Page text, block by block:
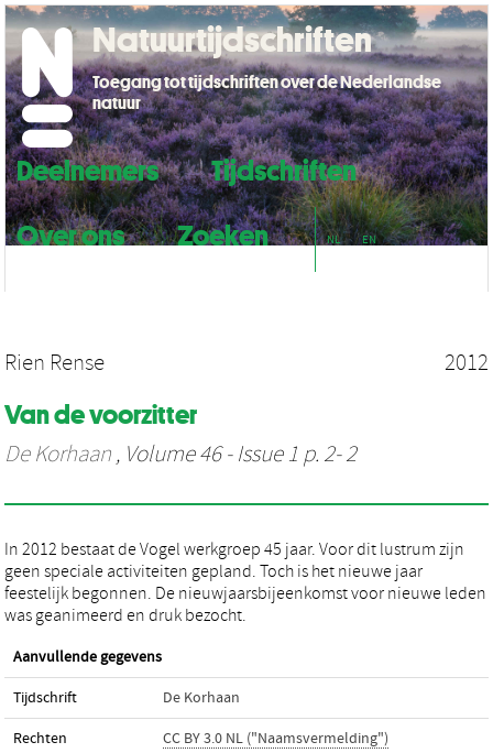
Deelnemers
Tijdschriften
Over ons
Zoeken NL EN
Natuurtijdschriften
Toegang tot tijdschriften over de Nederlandse
natuur
Rien Rense 2012
Van de voorzitter
De Korhaan , Volume 46 - Issue 1 p. 2- 2
In 2012 bestaat de Vogel werkgroep 45 jaar. Voor dit lustrum zijn
geen speciale activiteiten gepland. Toch is het nieuwe jaar
feestelijk begonnen. De nieuwjaarsbijeenkomst voor nieuwe leden
was geanimeerd en druk bezocht.
Aanvullende gegevens
Tijdschrift De Korhaan
Rechten CC BY 3.0 NL ("Naamsvermelding")